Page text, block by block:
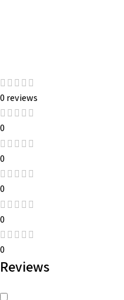
0 reviews
0
0
0
0
0
Reviews